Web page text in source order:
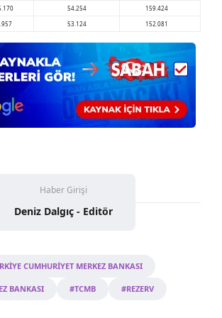
54.254
159.424
53.124 152.081
Haber Girişi
Deniz Dalgıç - Editör
CUMHURİYET MERKEZ BANKASI
BANKASI #TCMB #REZERV